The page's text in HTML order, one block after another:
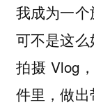
我成为一
可不是这
拍摄 Vlog
件里，做